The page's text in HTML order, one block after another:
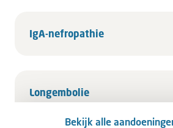
IgA-nefropathie
Longembolie
Bekijk alle